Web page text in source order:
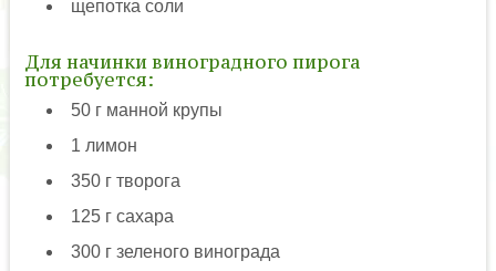
щепотка соли
Для начинки виноградного пирога
потребуется:
50 г манной крупы
1 лимон
350 г творога
125 г сахара
300 г зеленого винограда